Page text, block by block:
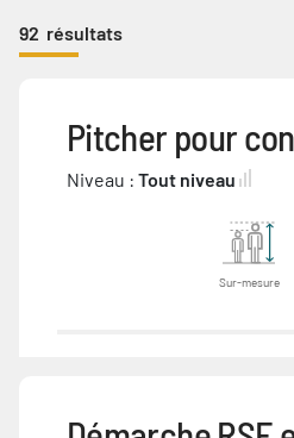
92 résultats
Pitcher pour
Niveau : Tout niveau
Sur-mesure